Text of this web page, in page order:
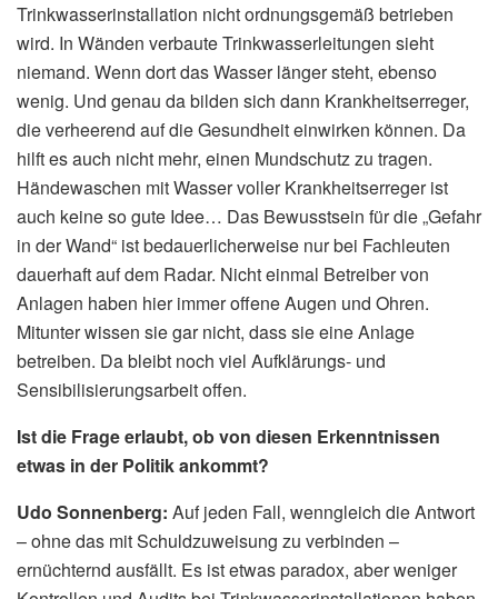
Trinkwasserinstallation nicht ordnungsgemäß betrieben
wird. In Wänden verbaute Trinkwasserleitungen sieht
niemand. Wenn dort das Wasser länger steht, ebenso
wenig. Und genau da bilden sich dann Krankheitserreger,
die verheerend auf die Gesundheit einwirken können. Da
hilft es auch nicht mehr, einen Mundschutz zu tragen.
Händewaschen mit Wasser voller Krankheitserreger ist
auch keine so gute Idee… Das Bewusstsein für die „Gefahr
in der Wand“ ist bedauerlicherweise nur bei Fachleuten
dauerhaft auf dem Radar. Nicht einmal Betreiber von
Anlagen haben hier immer offene Augen und Ohren.
Mitunter wissen sie gar nicht, dass sie eine Anlage
betreiben. Da bleibt noch viel Aufklärungs- und
Sensibilisierungsarbeit offen.
Ist die Frage erlaubt, ob von diesen Erkenntnissen
etwas in der Politik ankommt?
Udo Sonnenberg: Auf jeden Fall, wenngleich die Antwort
– ohne das mit Schuldzuweisung zu verbinden –
ernüchternd ausfällt. Es ist etwas paradox, aber weniger